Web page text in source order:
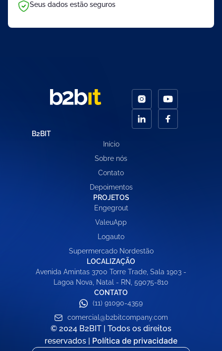
Seus dados estão seguros
B2BIT
Início
Sobre nós
Contato
Depoimentos
PROJETOS
Engegrout
ValeuApp
Logauto
Supermercado Nordestão
LOCALIZAÇÃO
Avenida Amintas 3700 Torre Trade, Sala 1903 -
Lagoa Nova, Natal - RN, 59075-810
CONTATO
(11) 91090-4359
comercial@b2bitcompany.com
© 2024 B2BIT | Todos os direitos
reservados | Política de privacidade